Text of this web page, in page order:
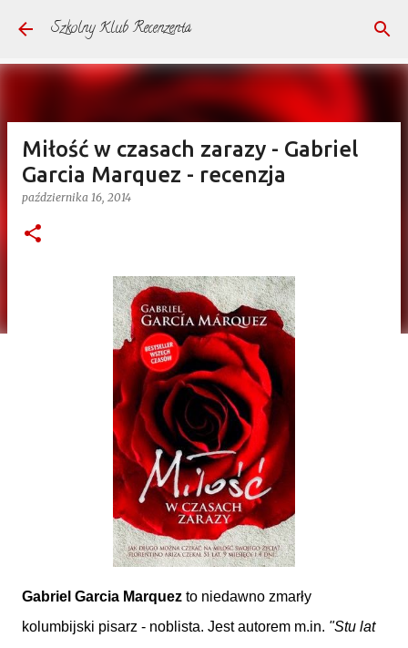
Przejdź do głównej zawartości
Szkolny Klub Recenzenta
Miłość w czasach zarazy - Gabriel
Garcia Marquez - recenzja
października 16, 2014
Gabriel Garcia Marquez to niedawno zmarły
kolumbijski pisarz - noblista. Jest autorem m.in. "Stu lat